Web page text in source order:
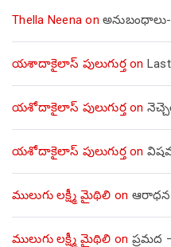
Thella Neena on
యశాదాకైలాస్ పులుగుర్తon
యశోదాకైలాస్ పులుగుర్తon
యశోదాకైలాస్ పులుగుర్తon
ములుగు లక్ష్మీ మైథిలి on
ములుగు లక్ష్మీ మైథిలి on ప్రమద